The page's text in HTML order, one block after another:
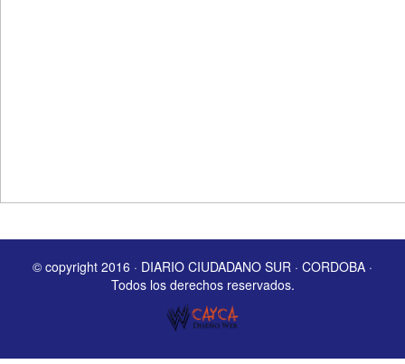
© copyright 2016 · DIARIO CIUDADANO SUR · CORDOBA ·
Todos los derechos reservados.